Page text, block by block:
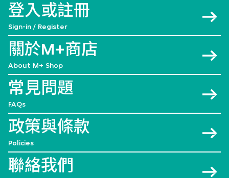
登入或註冊
Sign-in / Register
關於M+商店
About M+ Shop
常見問題
FAQs
政策與條款
Policies
聯絡我們